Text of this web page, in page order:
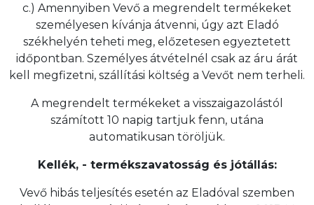
c.) Amennyiben Vevő a megrendelt termékeket
személyesen kívánja átvenni, úgy azt Eladó
székhelyén teheti meg, előzetesen egyeztetett
időpontban. Személyes átvételnél csak az áru árát
kell megfizetni, szállítási költség a Vevőt nem terheli.
A megrendelt termékeket a visszaigazolástól
számított 10 napig tartjuk fenn, utána
automatikusan töröljük.
Kellék, - termékszavatosság és jótállás:
Vevő hibás teljesítés esetén az Eladóval szemben